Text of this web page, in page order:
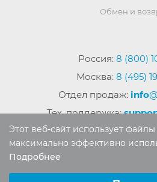
Обмен и
Россия: 8 (800)
Москва: 8 (495)
Отдел продаж: info
Тех. поддержка:
Этот веб-сайт использует
максимально эффективно
Подробнее